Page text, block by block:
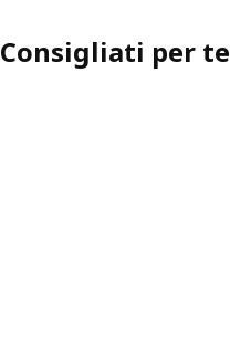
Consigliati per te